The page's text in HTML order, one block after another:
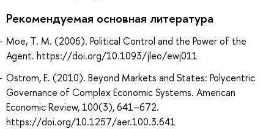
Рекомендуемая основная литература
Moe, T. M. (2006). Political Control and the Power of the
Agent. https://doi.org/10.1093/jleo/ewj011
Ostrom, E. (2010). Beyond Markets and States: Polycentric
Governance of Complex Economic Systems. American
Economic Review, 100(3), 641–672.
https://doi.org/10.1257/aer.100.3.641